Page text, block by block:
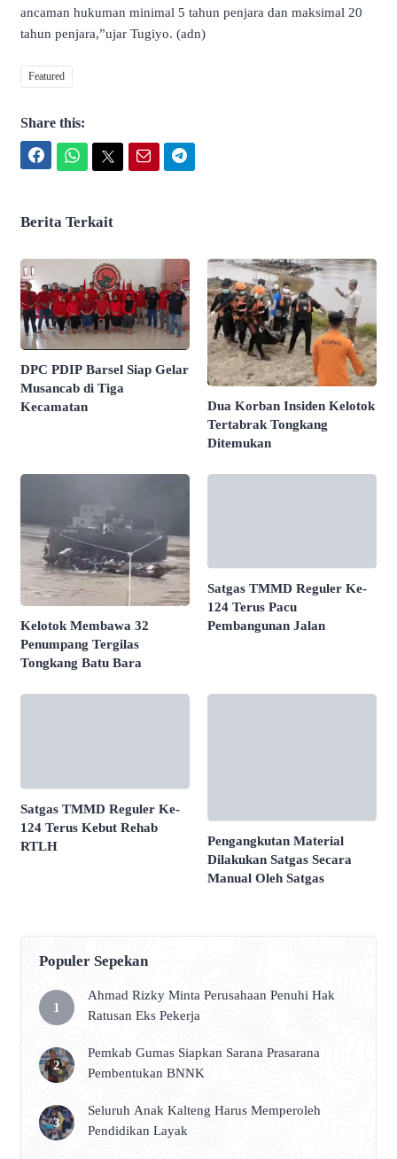
ancaman hukuman minimal 5 tahun penjara dan maksimal 20
tahun penjara,”ujar Tugiyo. (adn)
Featured
Share this:
Berita Terkait
DPC PDIP Barsel Siap Gelar
Musancab di Tiga
Kecamatan
Dua Korban Insiden Kelotok
Tertabrak Tongkang
Ditemukan
Kelotok Membawa 32
Penumpang Tergilas
Tongkang Batu Bara
Satgas TMMD Reguler Ke-
124 Terus Pacu
Pembangunan Jalan
Satgas TMMD Reguler Ke-
124 Terus Kebut Rehab
RTLH
Pengangkutan Material
Dilakukan Satgas Secara
Manual Oleh Satgas
Populer Sepekan
Ahmad Rizky Minta Perusahaan Penuhi Hak
Ratusan Eks Pekerja
Pemkab Gumas Siapkan Sarana Prasarana
Pembentukan BNNK
Seluruh Anak Kalteng Harus Memperoleh
Pendidikan Layak